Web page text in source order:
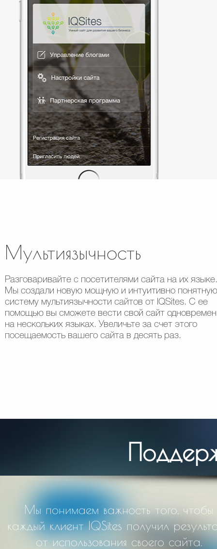
Мультиязычность
Разговаривайте с посетителями сайта на их языке.
Мы создали новую мощную и интуитивно понятную
систему мультиязычности сайтов от IQSites. С ее
помощью вы сможете вести свой сайт
на нескольких языках. Увеличьте за счет этого
посещаемость вашего сайта в десять раз.
Мы понимаем важность того, чтобы
каждый клиент IQSites получил
от использования своего сайта.